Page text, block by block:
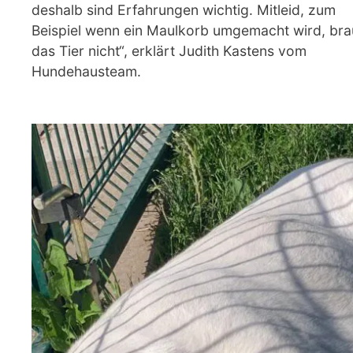
deshalb sind Erfahrungen wichtig. Mitleid, zum
Beispiel wenn ein Maulkorb umgemacht wird,
das Tier nicht“, erklärt Judith Kastens vom
Hundehausteam.